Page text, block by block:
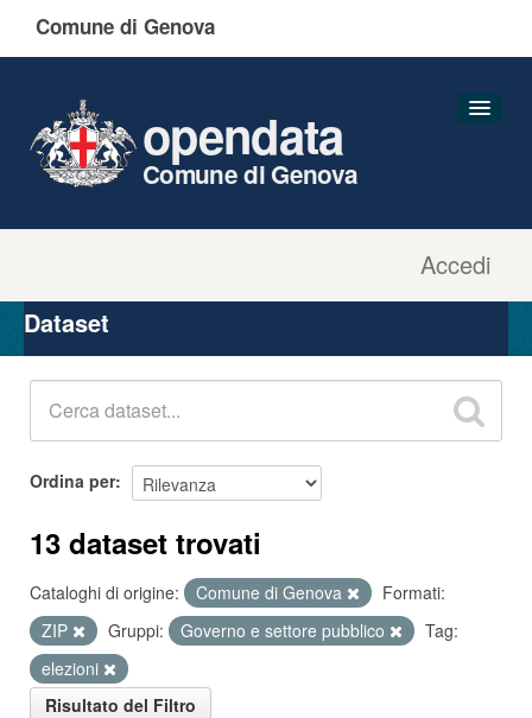
Comune di Genova
Accedi
opendata
Comune di Genova
Organizzazioni
Gruppi
Dataset
Ordina per
13 dataset trovati
Cataloghi di origine: Comune di Genova
Formati:
ZIP
Gruppi: Governo e settore pubblico
Tag:
elezioni
Risultato del Filtro